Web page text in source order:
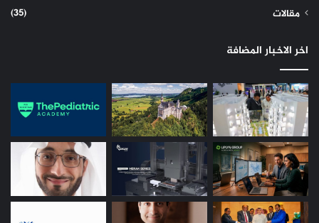
مقالات
(35)
اخر الاخبار المضافة